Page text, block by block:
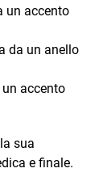
un accento
da un anello
accento
sua
e finale.